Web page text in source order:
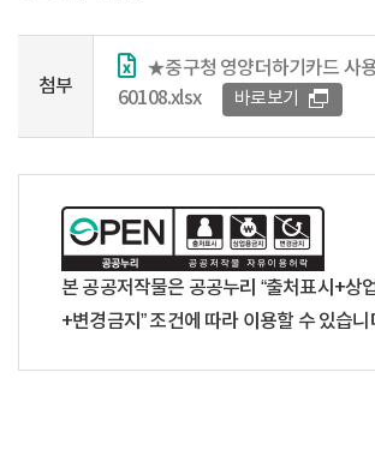
첨부
★중구청 영양더하기카드 사
60108.xlsx
바로보기
본 공공저작물은 공공누리 “출처표시+상
+변경금지” 조건에 따라 이용할 수 있습니